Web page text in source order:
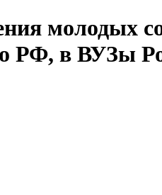
молодых
РФ, в ВУЗы